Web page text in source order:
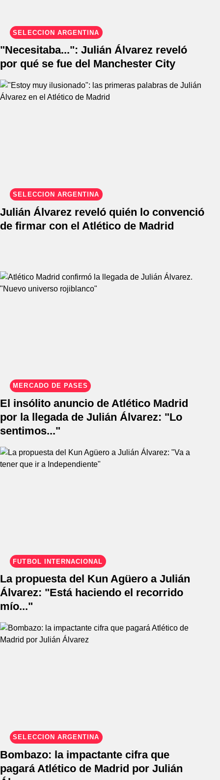
SELECCIÓN ARGENTINA
"Necesitaba...": Julián Álvarez reveló
por qué se fue del Manchester City
SELECCIÓN ARGENTINA
Julián Álvarez reveló quién lo convenció
de firmar con el Atlético de Madrid
MERCADO DE PASES
El insólito anuncio de Atlético Madrid
por la llegada de Julián Álvarez: "Lo
sentimos..."
FÚTBOL INTERNACIONAL
La propuesta del Kun Agüero a Julián
Álvarez: "Está haciendo el recorrido
mío..."
SELECCIÓN ARGENTINA
Bombazo: la impactante cifra que
pagará Atlético de Madrid por Julián